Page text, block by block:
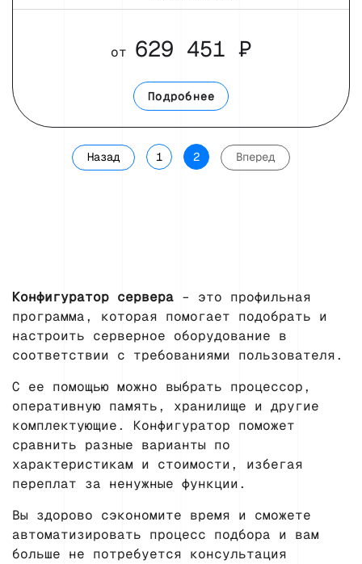
от 629 451 ₽
Подробнее
Назад 1 2 Вперед
Конфигуратор сервера – это профильная
программа, которая помогает подобрать и
настроить серверное оборудование в
соответствии с требованиями пользователя.
С ее помощью можно выбрать процессор,
оперативную память, хранилище и другие
комплектующие. Конфигуратор поможет
сравнить разные варианты по
характеристикам и стоимости, избегая
переплат за ненужные функции.
Вы здорово сэкономите время и сможете
автоматизировать процесс подбора и вам
больше не потребуется консультация